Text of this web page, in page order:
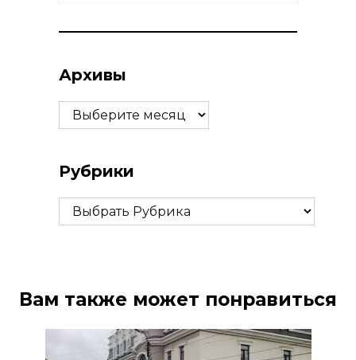
Архивы
Архивы
Рубрики
Рубрики
Вам также может понравиться